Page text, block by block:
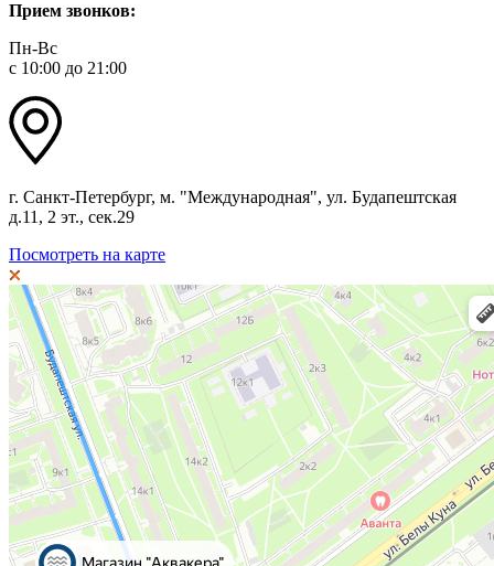
Прием звонков:
Пн-Вс
с 10:00 до 21:00
г. Санкт-Петербург, м. "Международная", ул. Будапештская
д.11, 2 эт., сек.29
Посмотреть на карте